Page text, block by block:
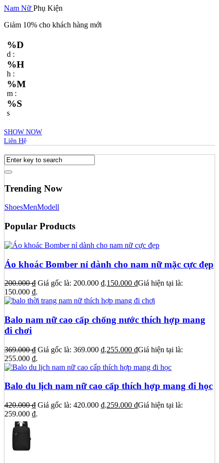
Nam Nữ Phụ Kiện
Giảm 10% cho khách hàng mới
%D
d :
%H
h :
%M
m :
%S
s
SHOW NOW
Liên Hệ
Trending Now
ShoesMenModell
Popular Products
Áo khoác Bomber nỉ dành cho nam nữ mặc cực đẹp
200.000₫ Giá gốc là: 200.000 ₫.150.000 ₫Giá hiện tại là:
150.000 ₫.
Balo nam nữ cao cấp chống nước thích hợp mang
đi chơi
369.000₫ Giá gốc là: 369.000 ₫.255.000 ₫Giá hiện tại là:
255.000 ₫.
Balo du lịch nam nữ cao cấp thích hợp mang đi học
420.000₫ Giá gốc là: 420.000 ₫.259.000 ₫Giá hiện tại là:
259.000 ₫.